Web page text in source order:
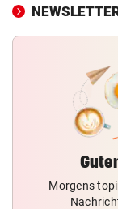
Morgens